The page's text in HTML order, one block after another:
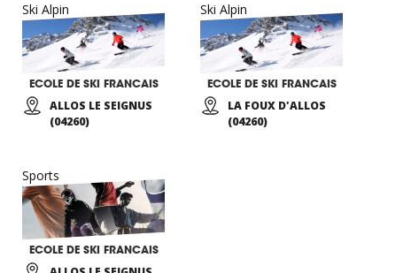
Ski Alpin
ECOLE DE SKI FRANCAIS
ALLOS LE SEIGNUS
(04260)
Ski Alpin
ECOLE DE SKI FRANCAIS
LA FOUX D'ALLOS
(04260)
Sports
ECOLE DE SKI FRANCAIS